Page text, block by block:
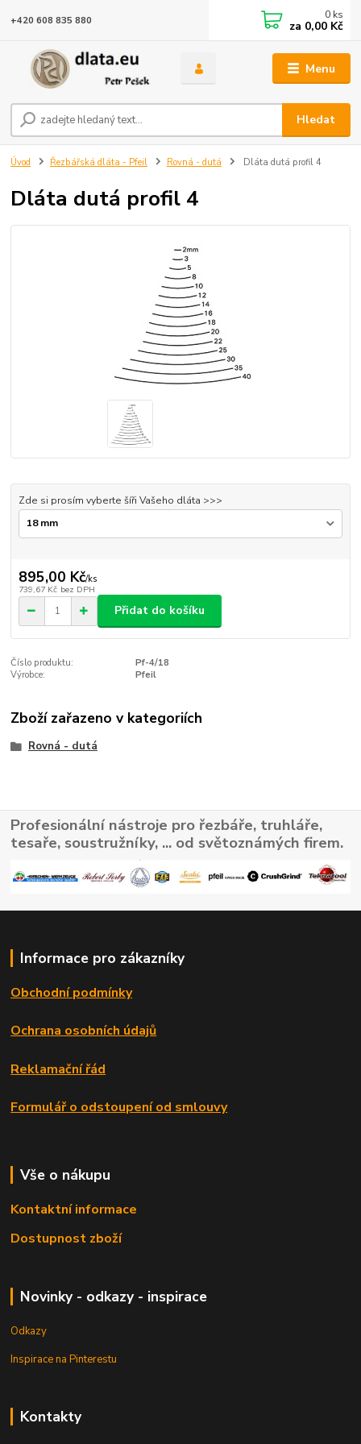
Menu
Hledat
+420 608 835 880 0 ks
za 0,00 Kč
Úvod Řezbářská dláta - Pfeil Rovná - dutá Dláta dutá profil 4
Dláta dutá profil 4
Zde si prosím vyberte šíři Vašeho dláta >>>
895,00 Kč/ks
739,67 Kč bez DPH
Přidat do košíku
Číslo produktu:
Pf-4/18
Výrobce:
Pfeil
Zboží zařazeno v kategoriích
Rovná - dutá
Profesionální nástroje pro řezbáře, truhláře,
tesaře, soustružníky, ... od světoznámých firem.
Informace pro zákazníky
Obchodní podmínky
Ochrana osobních údajů
Reklamační řád
Formulář o odstoupení od smlouvy
Vše o nákupu
Kontaktní informace
Dostupnost zboží
Novinky - odkazy - inspirace
Odkazy
Inspirace na Pinterestu
Kontakty